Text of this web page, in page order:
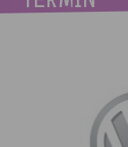
Formularz on-line